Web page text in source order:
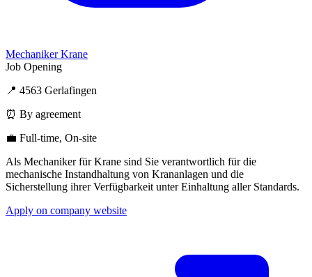
Mechaniker Krane
Job Opening
📍 4563 Gerlafingen
⏰ By agreement
💼 Full-time, On-site
Als Mechaniker für Krane sind Sie verantwortlich für die
mechanische Instandhaltung von Krananlagen und die
Sicherstellung ihrer Verfügbarkeit unter Einhaltung aller Standards.
Apply on company website